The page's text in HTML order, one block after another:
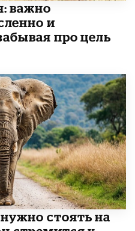
важно
и
про цель
стоять на